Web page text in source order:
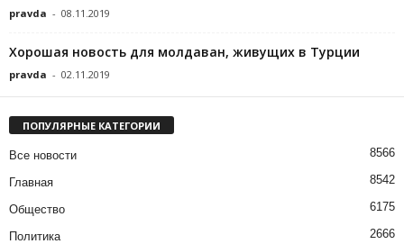
pravda - 08.11.2019
Хорошая новость для молдаван, живущих в Турции
pravda - 02.11.2019
ПОПУЛЯРНЫЕ КАТЕГОРИИ
Все новости 8566
Главная 8542
Общество 6175
Политика 2666